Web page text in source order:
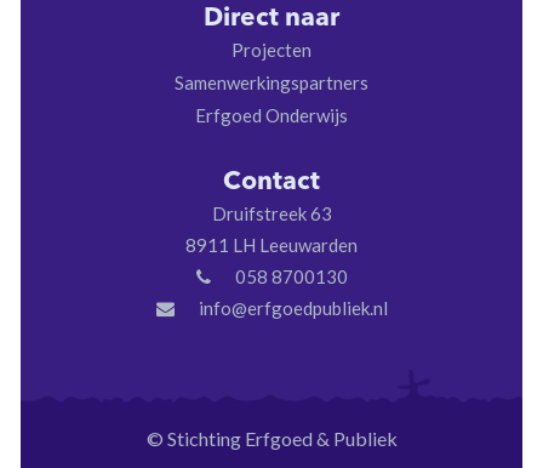
Direct naar
Projecten
Samenwerkingspartners
Erfgoed Onderwijs
Contact
Druifstreek 63
8911 LH Leeuwarden
058 8700130
info@erfgoedpubliek.nl
© Stichting Erfgoed & Publiek